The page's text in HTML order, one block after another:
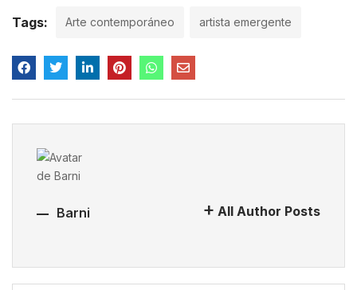
Tags: Arte contemporáneo artista emergente
Barni All Author Posts